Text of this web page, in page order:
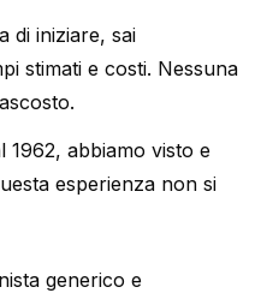
di iniziare, sai
stimati e costi. Nessuna
1962, abbiamo visto e
esperienza non si
generico e